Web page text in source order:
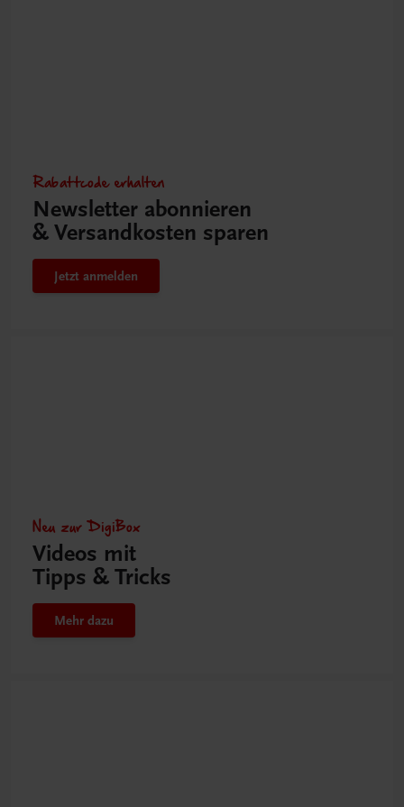
Rabattcode erhalten
Newsletter abonnieren
& Versandkosten sparen
Jetzt anmelden
Neu zur DigiBox
Videos mit
Tipps & Tricks
Mehr dazu